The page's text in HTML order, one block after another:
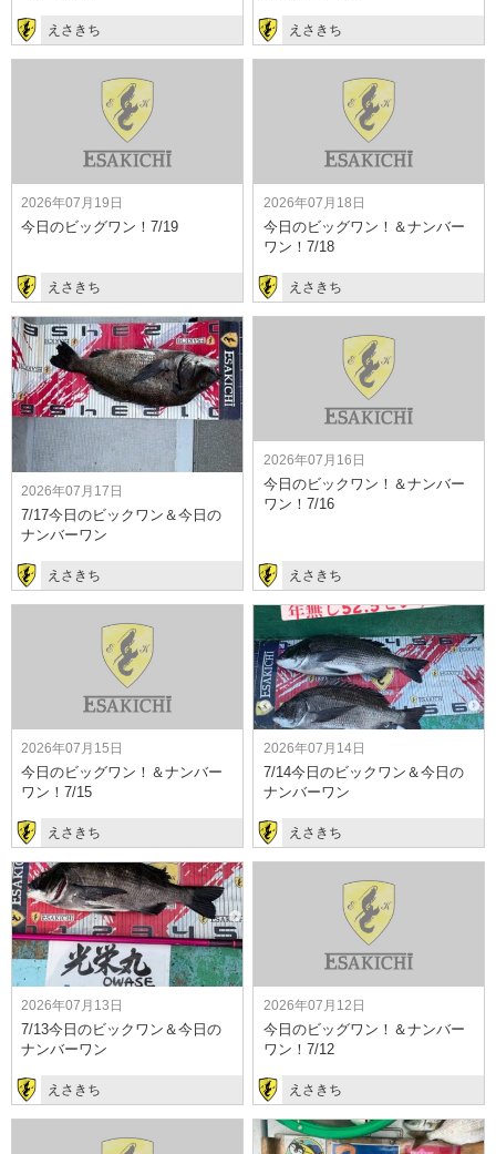
えさきち えさきち
2026年07月19日
今日のビッグワン！7/19
えさきち
2026年07月18日
今日のビッグワン！＆ナンバー
ワン！7/18
えさきち
2026年07月17日
7/17今日のビックワン＆今日の
ナンバーワン
えさきち
2026年07月16日
今日のビックワン！＆ナンバー
ワン！7/16
えさきち
2026年07月15日
今日のビッグワン！＆ナンバー
ワン！7/15
えさきち
2026年07月14日
7/14今日のビックワン＆今日の
ナンバーワン
えさきち
2026年07月13日
7/13今日のビックワン＆今日の
ナンバーワン
えさきち
2026年07月12日
今日のビッグワン！＆ナンバー
ワン！7/12
えさきち